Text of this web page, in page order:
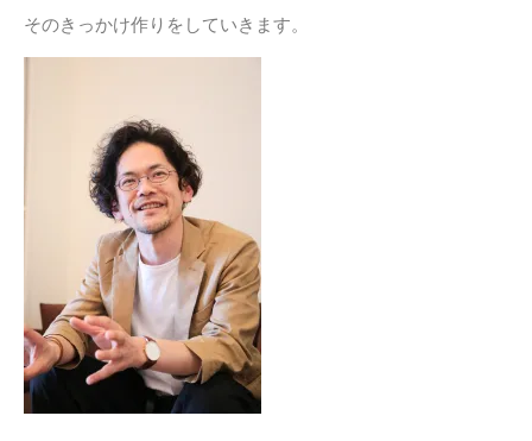
そのきっかけ作りをしていきます。